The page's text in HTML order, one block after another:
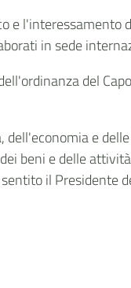
e
in sede
del
e
beni e delle
il Presidente